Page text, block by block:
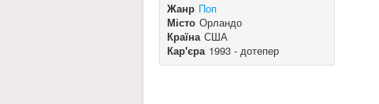
Жанр Поп
Місто Орландо
Країна США
Кар'єра 1993 - дотепер